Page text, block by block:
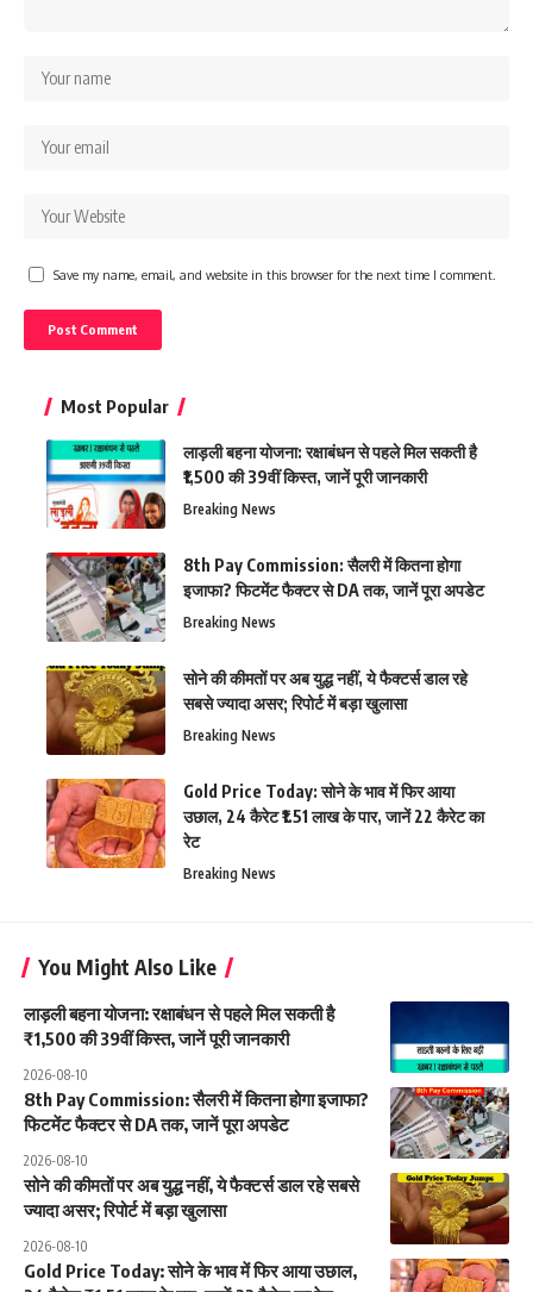
Save my name, email, and website in this browser for the next time I comment.
Most Popular
लाड़ली बहना योजना: रक्षाबंधन से पहले मिल सकती है
₹1,500 की 39वीं किस्त, जानें पूरी जानकारी
Breaking News
8th Pay Commission: सैलरी में कितना होगा
इजाफा? फिटमेंट फैक्टर से DA तक, जानें पूरा अपडेट
Breaking News
सोने की कीमतों पर अब युद्ध नहीं, ये फैक्टर्स डाल रहे
सबसे ज्यादा असर; रिपोर्ट में बड़ा खुलासा
Breaking News
Gold Price Today: सोने के भाव में फिर आया
उछाल, 24 कैरेट ₹1.51 लाख के पार, जानें 22 कैरेट का
रेट
Breaking News
You Might Also Like
लाड़ली बहना योजना: रक्षाबंधन से पहले मिल सकती है
₹1,500 की 39वीं किस्त, जानें पूरी जानकारी
2026-08-10
8th Pay Commission: सैलरी में कितना होगा इजाफा?
फिटमेंट फैक्टर से DA तक, जानें पूरा अपडेट
2026-08-10
सोने की कीमतों पर अब युद्ध नहीं, ये फैक्टर्स डाल रहे सबसे
ज्यादा असर; रिपोर्ट में बड़ा खुलासा
2026-08-10
Gold Price Today: सोने के भाव में फिर आया उछाल,